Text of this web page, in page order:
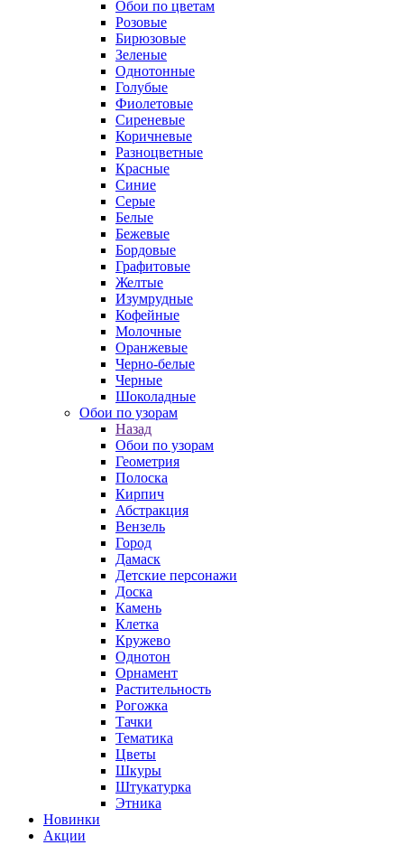
Обои по цветам
Розовые
Бирюзовые
Зеленые
Однотонные
Голубые
Фиолетовые
Сиреневые
Коричневые
Разноцветные
Красные
Синие
Серые
Белые
Бежевые
Бордовые
Графитовые
Желтые
Изумрудные
Кофейные
Молочные
Оранжевые
Черно-белые
Черные
Шоколадные
Обои по узорам
Назад
Обои по узорам
Геометрия
Полоска
Кирпич
Абстракция
Вензель
Город
Дамаск
Детские персонажи
Доска
Камень
Клетка
Кружево
Однотон
Орнамент
Растительность
Рогожка
Тачки
Тематика
Цветы
Шкуры
Штукатурка
Этника
Новинки
Акции